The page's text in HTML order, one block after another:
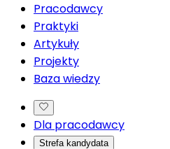
Pracodawcy
Praktyki
Artykuły
Projekty
Baza wiedzy
Dla pracodawcy
Strefa kandydata